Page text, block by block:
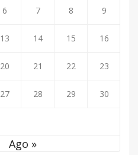
6 7 8 9
13 14 15 16
20 21 22 23
27 28 29 30
Ago »